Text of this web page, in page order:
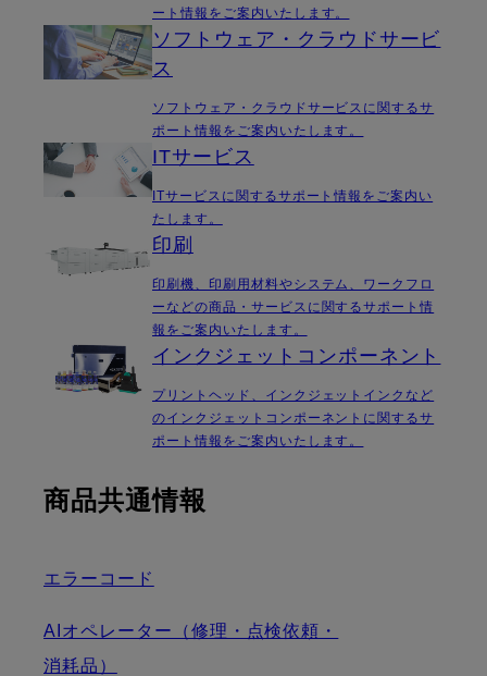
ート情報をご案内いたします。
ソフトウェア・クラウドサービ
ス
ソフトウェア・クラウドサービスに関するサ
ポート情報をご案内いたします。
ITサービス
ITサービスに関するサポート情報をご案内い
たします。
印刷
印刷機、印刷用材料やシステム、ワークフロ
ーなどの商品・サービスに関するサポート情
報をご案内いたします。
インクジェットコンポーネント
プリントヘッド、インクジェットインクなど
のインクジェットコンポーネントに関するサ
ポート情報をご案内いたします。
商品共通情報
エラーコード
AIオペレーター（修理・点検依頼・
消耗品）